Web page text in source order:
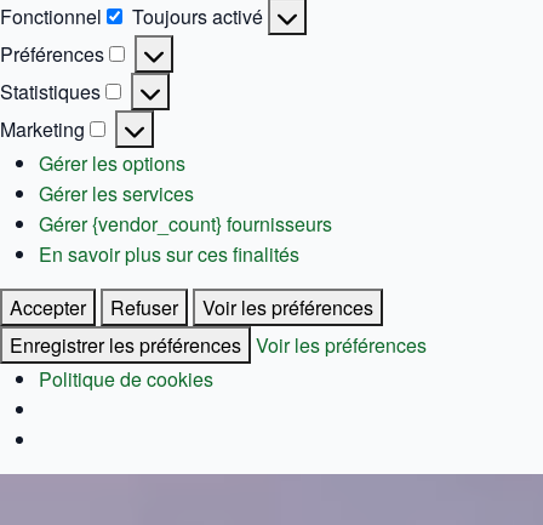
Fonctionnel
Fonctionnel
Toujours activé
Préférences
Préférences
Statistiques
Statistiques
Marketing
Marketing
Gérer les options
Gérer les services
Gérer {vendor_count} fournisseurs
En savoir plus sur ces finalités
Accepter
Refuser
Voir les préférences
Enregistrer les préférences Voir les préférences
Politique de cookies